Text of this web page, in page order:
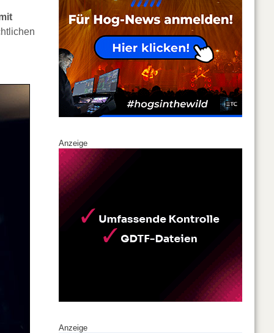
Anzeige
Anzeige